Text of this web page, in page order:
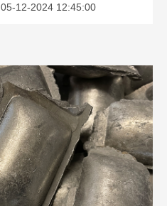
05-12-2024 12:45:00